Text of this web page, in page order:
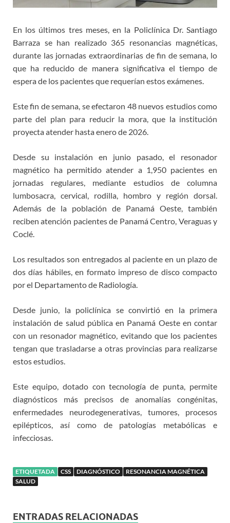
En los últimos tres meses, en la Policlínica Dr. Santiago
Barraza se han realizado 365 resonancias magnéticas,
durante las jornadas extraordinarias de fin de semana, lo
que ha reducido de manera significativa el tiempo de
espera de los pacientes que requerían estos exámenes.
Este fin de semana, se efectaron 48 nuevos estudios como
parte del plan para reducir la mora, que la institución
proyecta atender hasta enero de 2026.
Desde su instalación en junio pasado, el resonador
magnético ha permitido atender a 1,950 pacientes en
jornadas regulares, mediante estudios de columna
lumbosacra, cervical, rodilla, hombro y región dorsal.
Además de la población de Panamá Oeste, también
reciben atención pacientes de Panamá Centro, Veraguas y
Coclé.
Los resultados son entregados al paciente en un plazo de
dos días hábiles, en formato impreso de disco compacto
por el Departamento de Radiología.
Desde junio, la policlínica se convirtió en la primera
instalación de salud pública en Panamá Oeste en contar
con un resonador magnético, evitando que los pacientes
tengan que trasladarse a otras provincias para realizarse
estos estudios.
Este equipo, dotado con tecnología de punta, permite
diagnósticos más precisos de anomalías congénitas,
enfermedades neurodegenerativas, tumores, procesos
epilépticos, así como de patologías metabólicas e
infecciosas.
ETIQUETADA CSS DIAGNÓSTICO
RESONANCIA MAGNÉTICA
SALUD
ENTRADAS RELACIONADAS